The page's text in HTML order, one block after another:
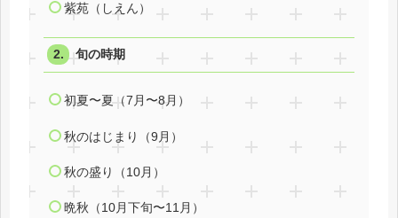
紫苑（しえん）
旬の時期
初夏〜夏（7月〜8月）
秋のはじまり（9月）
秋の盛り（10月）
晩秋（10月下旬〜11月）